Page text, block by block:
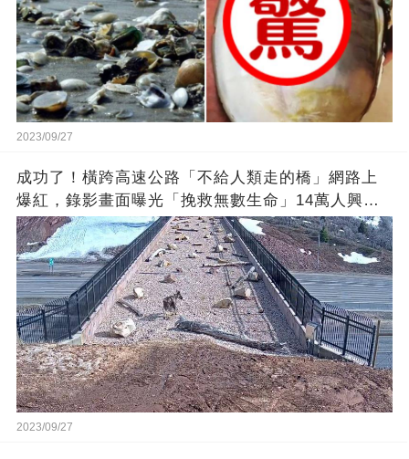
2023/09/27
成功了！橫跨高速公路「不給人類走的橋」網路上
爆紅，錄影畫面曝光「挽救無數生命」14萬人興奮
歡呼
2023/09/27